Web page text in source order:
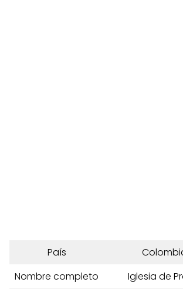
País
Nombre completo
Iglesia de